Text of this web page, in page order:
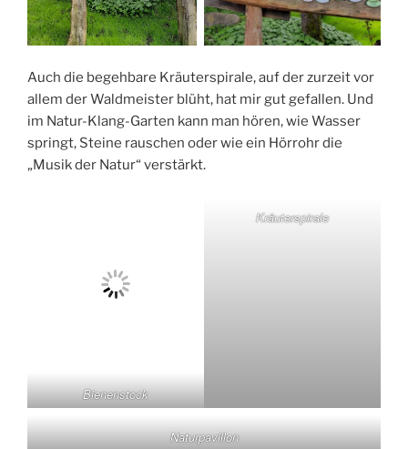
Auch die begehbare Kräuterspirale, auf der zurzeit vor
allem der Waldmeister blüht, hat mir gut gefallen. Und
im Natur-Klang-Garten kann man hören, wie Wasser
springt, Steine rauschen oder wie ein Hörrohr die
„Musik der Natur“ verstärkt.
Bienenstock
Kräuterspirale